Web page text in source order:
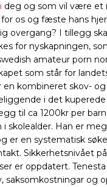
deg og som vil være et
os og fæste hans
overgang? I tillegg
for nyskapningen,
amateur porn
som står for
en kombineret skov-
i det
til ca 1200kr per
i skolealder. Han er
er en systematisk
Sikkerhetsnivået
er oppdatert.
saksomkostningar og